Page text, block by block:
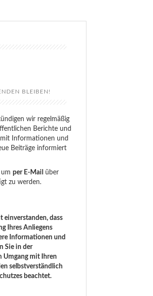
BLEIBEN!
wir regelmäßig
Berichte und
Informationen und
Beiträge informiert
umper E-Mail
über
zu werden.
einverstanden, dass
Ihres Anliegens
Informationen und
Sie in der
Umgang mit Ihren
selbstverständlich
beachtet.